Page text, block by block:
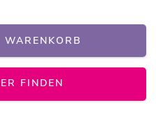
WARENKORB
FINDEN